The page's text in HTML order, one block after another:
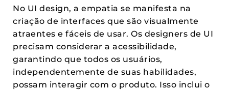
No UI design, a empatia se manifesta na
criação de interfaces que são visualmente
atraentes e fáceis de usar. Os designers de UI
precisam considerar a acessibilidade,
garantindo que todos os usuários,
independentemente de suas habilidades,
possam interagir com o produto. Isso inclui o